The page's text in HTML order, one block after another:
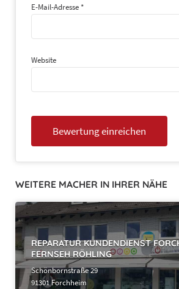
E-Mail-Adresse *
Website
WEITERE MACHER IN IHRER NÄHE
REPARATUR KUNDENDIENST
FERNSEH RÖHLING
Schönbornstraße 29
91301 Forchheim